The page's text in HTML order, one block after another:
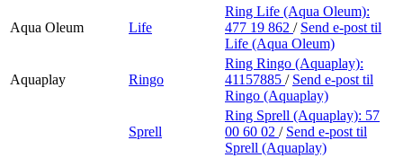
Aqua Oleum Life
Ring Life (Aqua Oleum):
477 19 862 / Send e-post til
Life (Aqua Oleum)
Aquaplay Ringo
Ring Ringo (Aquaplay):
41157885 / Send e-post til
Ringo (Aquaplay)
Sprell
Ring Sprell (Aquaplay): 57
00 60 02 / Send e-post til
Sprell (Aquaplay)